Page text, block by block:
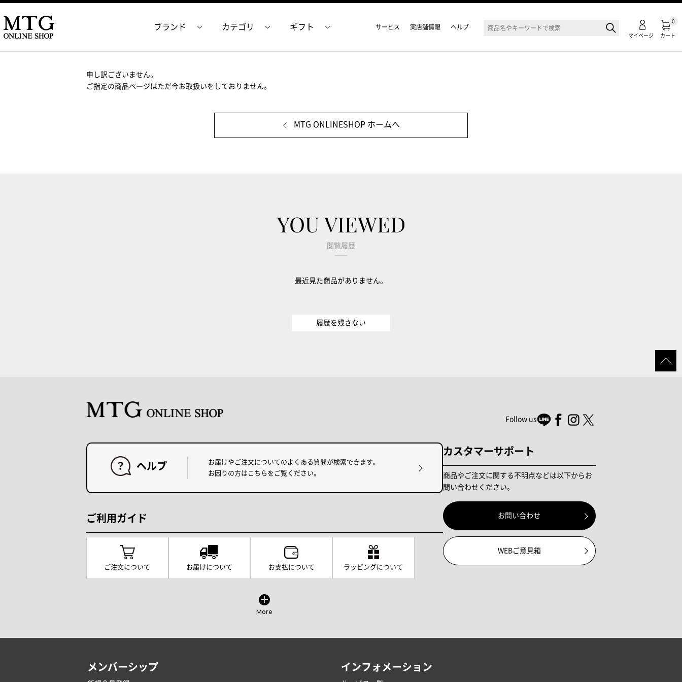
カート
0
マイページ
ブランド カテゴリ ギフト サービス 実店舗情報 ヘルプ
申し訳ございません。
ご指定の商品ページはただ今お取扱いをしておりません。
MTG ONLINESHOP ホームへ
YOU VIEWED
閲覧履歴
最近見た商品がありません。
履歴を残さない
Follow us
ヘルプ
お届けやご注文についてのよくある質問が検索できます。
お困りの方はこちらをご覧ください。
ご利用ガイド
ご注文について お届けについて お支払について ラッピングについて
More
カスタマーサポート
商品やご注文に関する不明点などは以下からお
問い合わせください。
お問い合わせ
WEBご意見箱
メンバーシップ インフォメーション